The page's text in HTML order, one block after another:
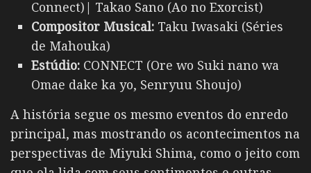
Connect)| Takao Sano (Ao no Exorcist)
Compositor Musical: Taku Iwasaki (Séries
de Mahouka)
Estúdio: CONNECT (Ore wo Suki nano wa
Omae dake ka yo, Senryuu Shoujo)
A história segue os mesmo eventos do enredo
principal, mas mostrando os acontecimentos na
perspectivas de Miyuki Shima, como o jeito com